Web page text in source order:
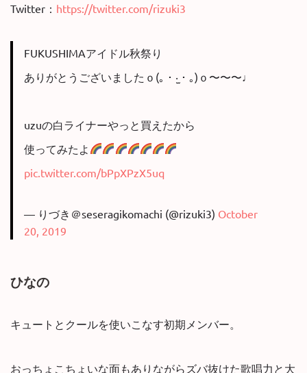
Twitter： https://twitter.com/rizuki3
FUKUSHIMAアイドル秋祭り
ありがとうございましたｏ(｡・‧̫・｡)ｏ〜〜〜♩
uzuの白ライナーやっと買えたから
使ってみたよ
pic.twitter.com/bPpXPzX5uq
— りづき＠seseragikomachi (@rizuki3) October
20, 2019
ひなの
キュートとクールを使いこなす初期メンバー。
おっちょこちょいな面もありながらズバ抜けた歌唱力と大